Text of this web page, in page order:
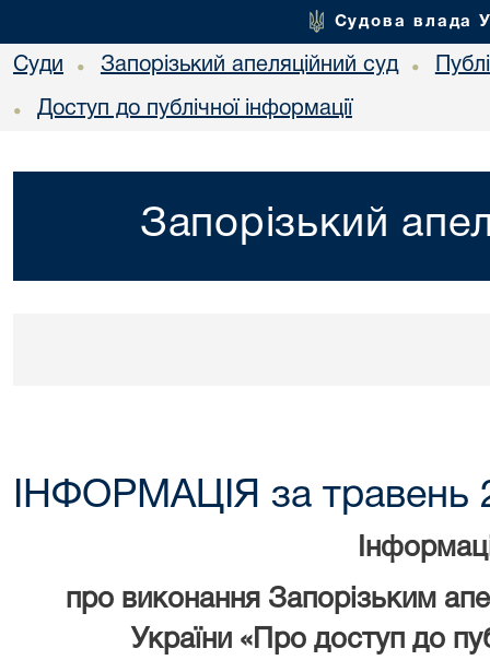
Судова влада
Суди • Запорізький апеляційний суд •
• Доступ до публічної інформації
Запорізький
ІНФОРМАЦІЯ за травень
про виконання Запорізьким
України «Про доступ до